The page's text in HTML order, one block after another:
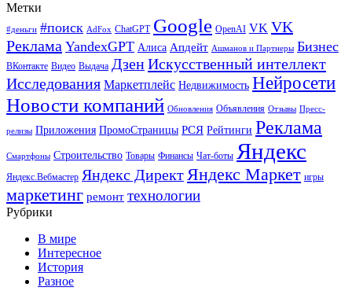
Метки
#деньги #поиск AdFox ChatGPT Google OpenAI VK VK
Реклама YandexGPT Алиса Апдейт Ашманов и Партнеры Бизнес
ВКонтакте Видео Выдача ДзенИскусственный интеллект
Исследования Маркетплейс Недвижимость Нейросети
Новости компаний Обновления Объявления Отзывы Пресс-
релизы Приложения ПромоСтраницы РСЯ Рейтинги Реклама
Смартфоны Строительство Товары Финансы Чат-боты Яндекс
Яндекс.Вебмастер Яндекс ДиректЯндекс Маркет игры
маркетинг ремонт технологии
Рубрики
В мире
Интересное
История
Разное